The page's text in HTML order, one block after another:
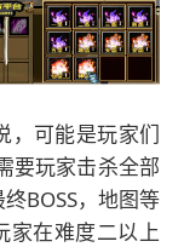
，可能是玩家们
要玩家击杀全部
BOSS，地图等
家在难度二以上